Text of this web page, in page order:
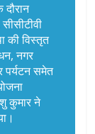
की विस्तृत
नगर
पर्यटन समेत
कुमार ने